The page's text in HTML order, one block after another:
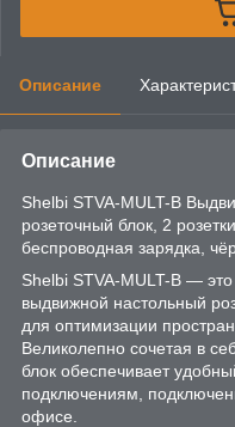
Описание
Описание
Shelbi STVA-MULT-B
розеточный блок, 2
беспроводная зарядка,
Shelbi STVA-MULT-B —
выдвижной настольный
для оптимизации
Великолепно сочетая в
блок обеспечивает
подключениям,
офисе.